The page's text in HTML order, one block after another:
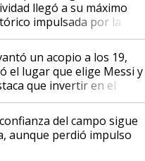
llegó a su máximo
impulsada por la
y las exportaciones
un acopio a los 19,
el lugar que elige Messi y
que invertir en el
era como "darle
a un hijo para droga":
Félix Rossetti, el libertario
de una dura crisis salió
del campo sigue
aunque perdió impulso